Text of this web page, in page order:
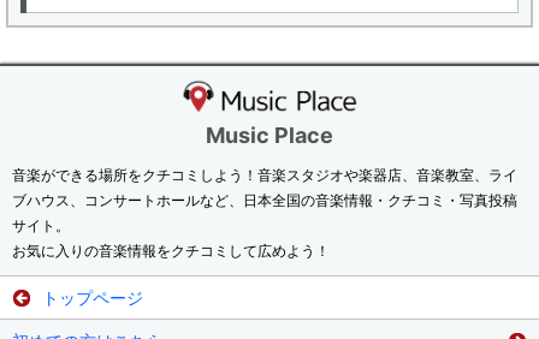
Music Place
音楽ができる場所をクチコミしよう！音楽スタジオや楽器店、音楽教室、ライ
ブハウス、コンサートホールなど、日本全国の音楽情報・クチコミ・写真投稿
サイト。
お気に入りの音楽情報をクチコミして広めよう！
トップページ